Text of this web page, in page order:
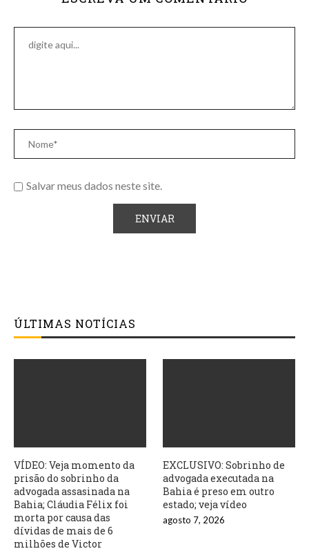
Salvar meus dados neste site.
ÚLTIMAS NOTÍCIAS
VÍDEO: Veja momento da
prisão do sobrinho da
advogada assasinada na
Bahia; Cláudia Félix foi
morta por causa das
dívidas de mais de 6
milhões de Victor
EXCLUSIVO: Sobrinho de
advogada executada na
Bahia é preso em outro
estado; veja vídeo
agosto 7, 2026